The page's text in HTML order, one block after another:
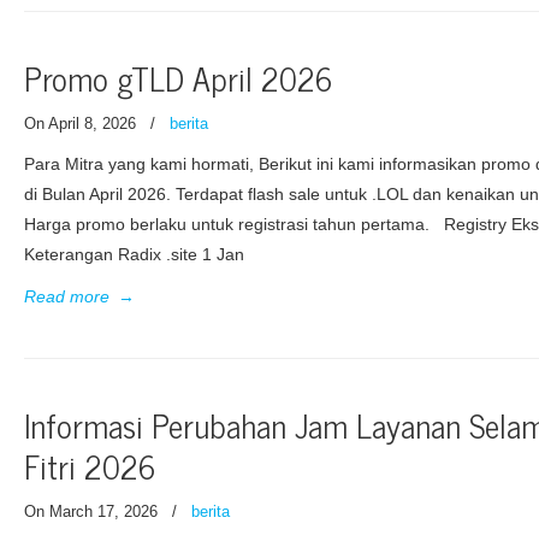
Promo gTLD April 2026
On April 8, 2026 / berita
Para Mitra yang kami hormati, Berikut ini kami informasikan
di Bulan April 2026. Terdapat flash sale untuk .LOL dan kenaikan
Harga promo berlaku untuk registrasi tahun pertama. Registry
Keterangan Radix .site 1 Jan
Read more →
Informasi Perubahan Jam Layanan
Fitri 2026
On March 17, 2026 / berita